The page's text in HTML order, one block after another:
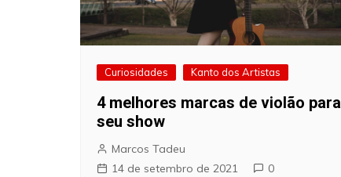
Curiosidades Kanto dos Artistas
4 melhores marcas de violão para
seu show
Marcos Tadeu
14 de setembro de 2021
0